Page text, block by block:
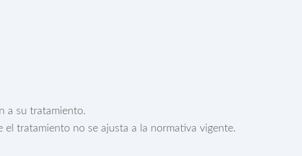
a su tratamiento.
tratamiento no se ajusta a la normativa vigente.